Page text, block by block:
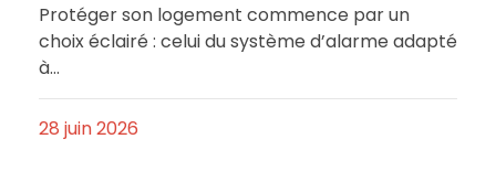
Protéger son logement commence par un
choix éclairé : celui du système d’alarme adapté
à…
28 juin 2026